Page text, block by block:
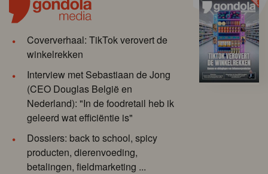
Coververhaal: TikTok verovert de
winkelrekken
Interview met Sebastiaan de Jong
(CEO Douglas België en
Nederland): "In de foodretail heb ik
geleerd wat efficiëntie is"
Dossiers: back to school, spicy
producten, dierenvoeding,
betalingen, fieldmarketing ...